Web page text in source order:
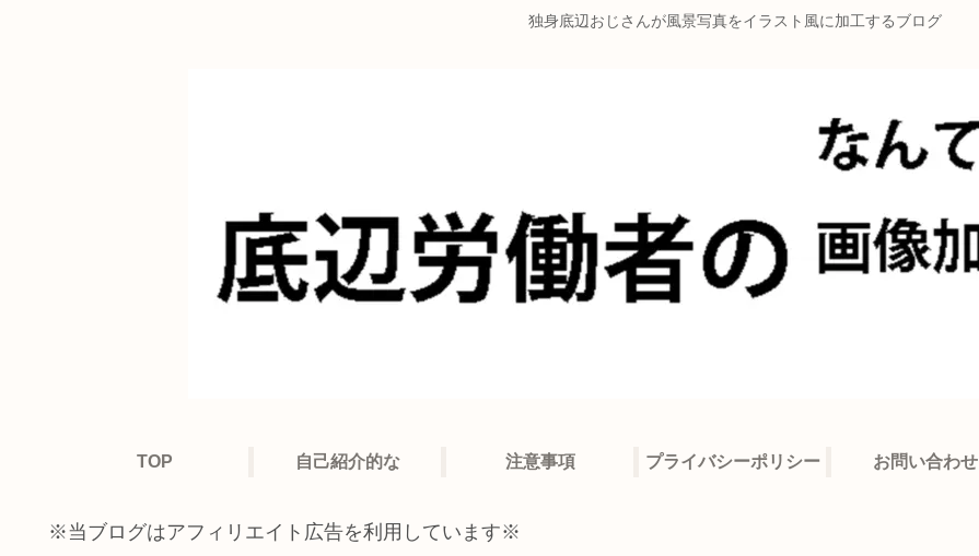
独身底辺おじさんが風景写真をイラスト風に加工するブログ
TOP 自己紹介的な 注意事項 プライバシーポリシー お問い合わせ
※当ブログはアフィリエイト広告を利用しています※